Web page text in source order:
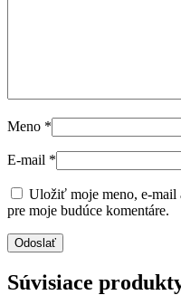
Meno *
E-mail *
Uložiť moje meno, e-mail
pre moje budúce komentáre.
Súvisiace